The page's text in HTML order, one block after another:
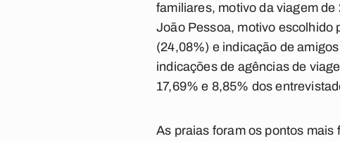
familiares, motivo da viagem
João Pessoa, motivo escolhido
(24,08%) e indicação de
indicações de agências de
17,69% e 8,85% dos
As praias foram os pontos